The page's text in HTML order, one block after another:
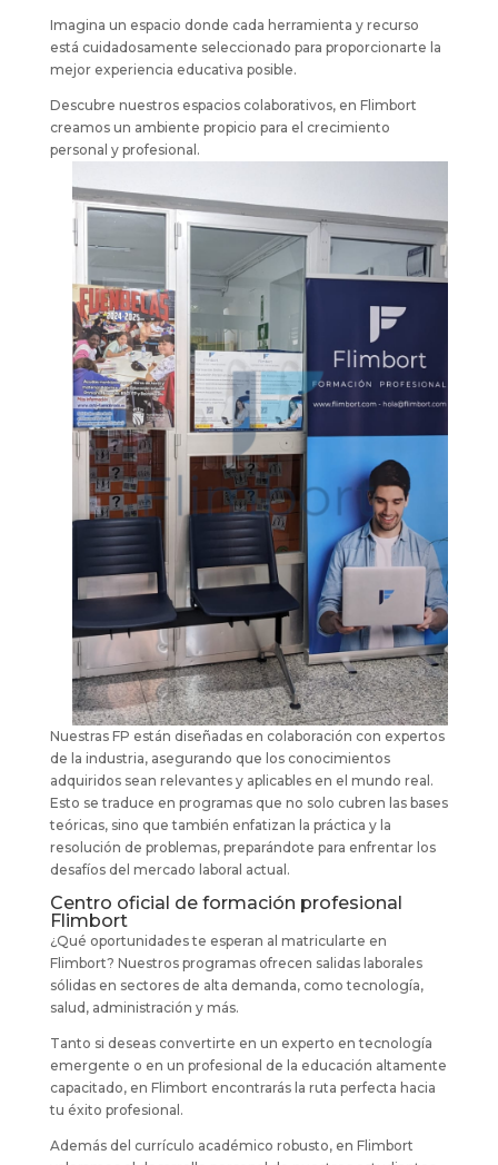
Imagina un espacio donde cada herramienta y recurso
está cuidadosamente seleccionado para proporcionarte la
mejor experiencia educativa posible.
Descubre nuestros espacios colaborativos, en Flimbort
creamos un ambiente propicio para el crecimiento
personal y profesional.
Nuestras FP están diseñadas en colaboración con expertos
de la industria, asegurando que los conocimientos
adquiridos sean relevantes y aplicables en el mundo real.
Esto se traduce en programas que no solo cubren las bases
teóricas, sino que también enfatizan la práctica y la
resolución de problemas, preparándote para enfrentar los
desafíos del mercado laboral actual.
Centro oficial de formación profesional
Flimbort
¿Qué oportunidades te esperan al matricularte en
Flimbort? Nuestros programas ofrecen salidas laborales
sólidas en sectores de alta demanda, como tecnología,
salud, administración y más.
Tanto si deseas convertirte en un experto en tecnología
emergente o en un profesional de la educación altamente
capacitado, en Flimbort encontrarás la ruta perfecta hacia
tu éxito profesional.
Además del currículo académico robusto, en Flimbort